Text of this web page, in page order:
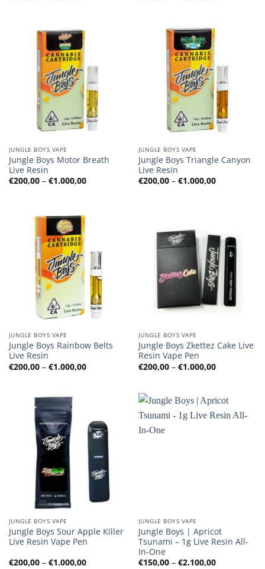
JUNGLE BOYS VAPE
Jungle Boys Motor Breath
Live Resin
€200,00 – €1.000,00Preisspanne:
€200,00
JUNGLE BOYS VAPE
Jungle Boys Triangle Canyon
Live Resin
€200,00 – €1.000,00
€200,00
JUNGLE BOYS VAPE
Jungle Boys Rainbow Belts
Live Resin
€200,00 – €1.000,00Preisspanne:
€200,00
JUNGLE BOYS VAPE
Jungle Boys Zkettez Cake Live
Resin Vape Pen
€200,00 – €1.000,00
€200,00
JUNGLE BOYS VAPE
Jungle Boys Sour Apple Killer
Live Resin Vape Pen
€200,00 – €1.000,00Preisspanne:
JUNGLE BOYS VAPE
Jungle Boys | Apricot
Tsunami – 1g Live Resin All-
In-One
€150,00 – €2.100,00